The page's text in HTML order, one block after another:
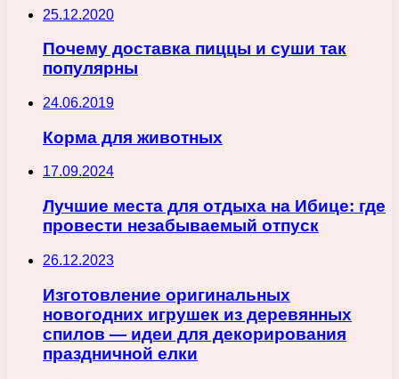
25.12.2020
Почему доставка пиццы и суши так
популярны
24.06.2019
Корма для животных
17.09.2024
Лучшие места для отдыха на Ибице: где
провести незабываемый отпуск
26.12.2023
Изготовление оригинальных
новогодних игрушек из деревянных
спилов — идеи для декорирования
праздничной елки